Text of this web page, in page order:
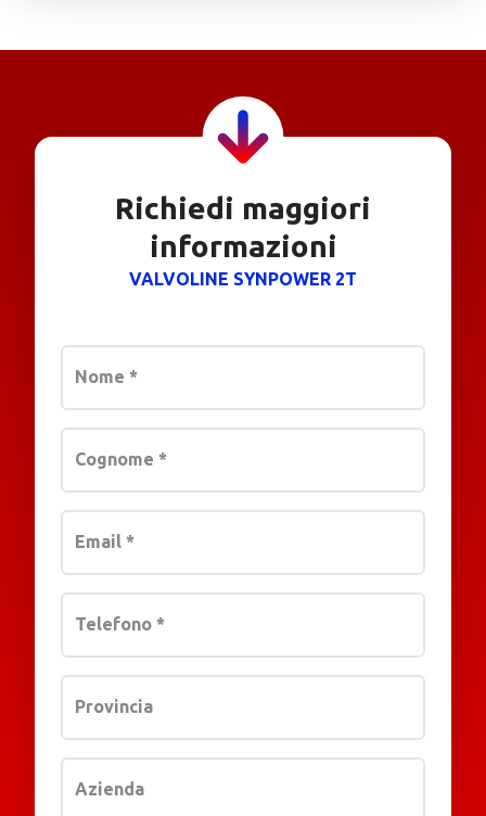
Richiedi maggiori
informazioni
VALVOLINE SYNPOWER 2T
Nome *
Cognome *
Email *
Telefono *
Provincia
Azienda